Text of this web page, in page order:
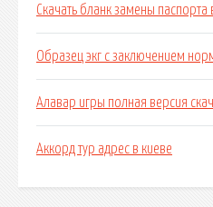
Скачать бланк замены паспорта
Образец экг с заключением
Алавар игры полная версия
Аккорд тур адрес в киеве